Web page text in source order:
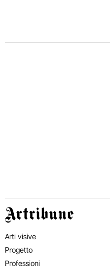
Artribune
Arti visive
Progetto
Professioni